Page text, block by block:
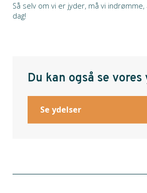
Så selv om vi er jyder, må vi
dag!
Du kan også se
Se ydelser